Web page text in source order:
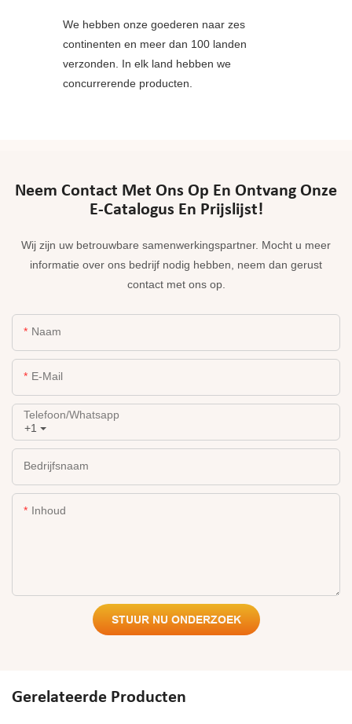
We hebben onze goederen naar zes
continenten en meer dan 100 landen
verzonden. In elk land hebben we
concurrerende producten.
Neem Contact Met Ons Op En Ontvang Onze
E-Catalogus En Prijslijst!
Wij zijn uw betrouwbare samenwerkingspartner. Mocht u meer
informatie over ons bedrijf nodig hebben, neem dan gerust
contact met ons op.
Naam
E-Mail
+1
Telefoon/whatsapp
Bedrijfsnaam
Inhoud
STUUR NU ONDERZOEK
Gerelateerde Producten